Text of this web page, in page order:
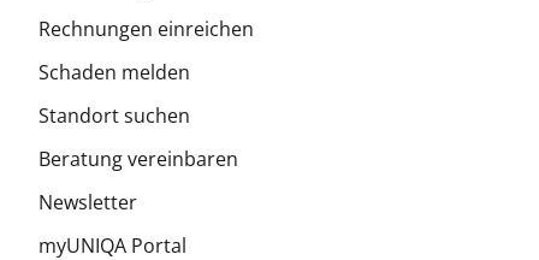
Rechnungen einreichen
Schaden melden
Standort suchen
Beratung vereinbaren
Newsletter
myUNIQA Portal